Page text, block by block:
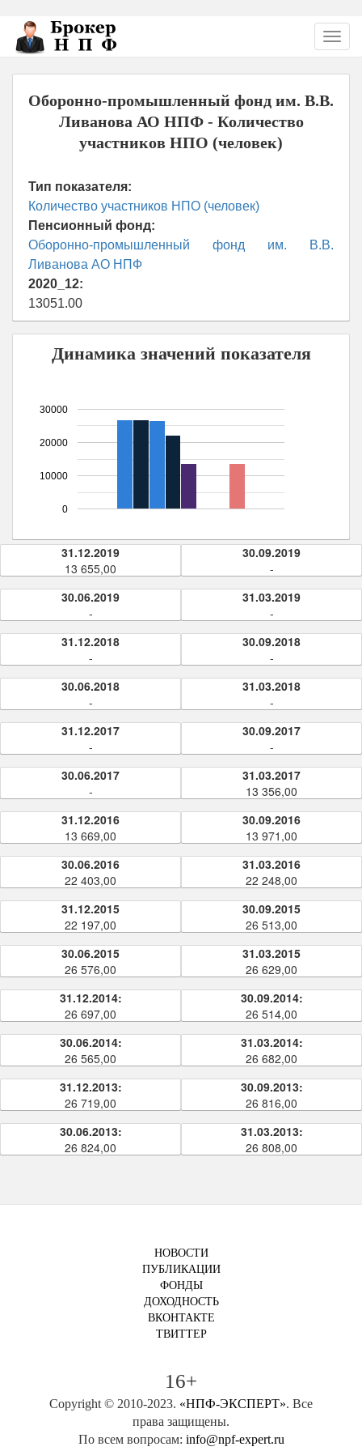
Перейти
основному
содержанию
Оборонно-промышленный фонд им. В.В.
Ливанова АО НПФ - Количество
участников НПО (человек)
Тип показателя:
Количество участников НПО (человек)
Пенсионный фонд:
Оборонно-промышленный фонд им. В.В.
Ливанова АО НПФ
2020_12:
13051.00
Динамика значений показателя
0
10000
20000
30000
31.12.2019
13 655,00
30.09.2019
-
30.06.2019
-
31.03.2019
-
31.12.2018
-
30.09.2018
-
30.06.2018
-
31.03.2018
-
31.12.2017
-
30.09.2017
-
30.06.2017
-
31.03.2017
13 356,00
31.12.2016
13 669,00
30.09.2016
13 971,00
30.06.2016
22 403,00
31.03.2016
22 248,00
31.12.2015
22 197,00
30.09.2015
26 513,00
30.06.2015
26 576,00
31.03.2015
26 629,00
31.12.2014:
26 697,00
30.09.2014:
26 514,00
30.06.2014:
26 565,00
31.03.2014:
26 682,00
31.12.2013:
26 719,00
30.09.2013:
26 816,00
30.06.2013:
26 824,00
31.03.2013:
26 808,00
НОВОСТИ
ПУБЛИКАЦИИ
ФОНДЫ
ДОХОДНОСТЬ
ВКОНТАКТЕ
ТВИТТЕР
16+
Copyright © 2010-2023. «НПФ-ЭКСПЕРТ». Все
права защищены.
По всем вопросам: info@npf-expert.ru